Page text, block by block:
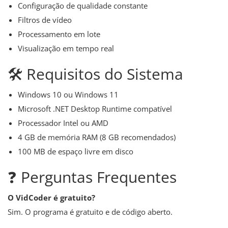
Configuração de qualidade constante
Filtros de vídeo
Processamento em lote
Visualização em tempo real
🛠️ Requisitos do Sistema
Windows 10 ou Windows 11
Microsoft .NET Desktop Runtime compatível
Processador Intel ou AMD
4 GB de memória RAM (8 GB recomendados)
100 MB de espaço livre em disco
❓ Perguntas Frequentes
O VidCoder é gratuito?
Sim. O programa é gratuito e de código aberto.